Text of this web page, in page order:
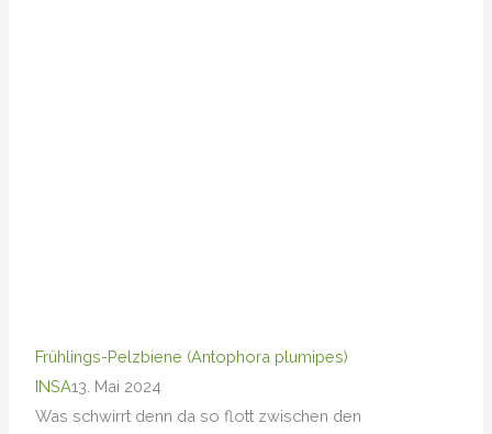
Frühlings-Pelzbiene (Antophora plumipes)
INSA13. Mai 2024
Was schwirrt denn da so flott zwischen den